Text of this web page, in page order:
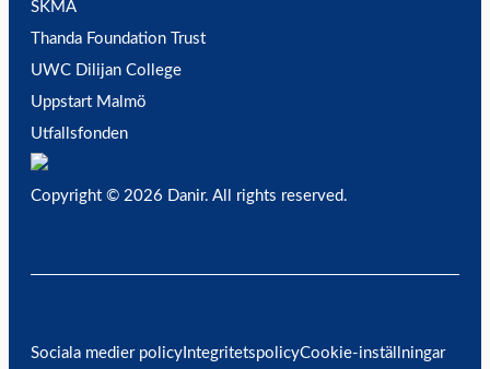
SKMA
Thanda Foundation Trust
UWC Dilijan College
Uppstart Malmö
Utfallsfonden
Copyright © 2026 Danir. All rights reserved.
Sociala medier policy IntegritetspolicyCookie-inställningar